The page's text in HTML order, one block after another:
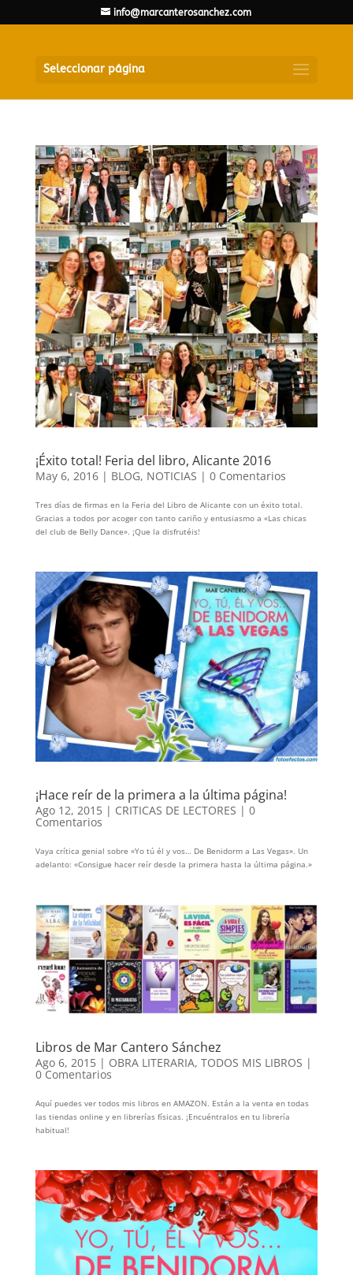
info@marcanterosanchez.com
Seleccionar página
¡Éxito total! Feria del libro, Alicante 2016
May 6, 2016| BLOG, NOTICIAS | 0 Comentarios
Tres días de firmas en la Feria del Libro de Alicante con un éxito total.
Gracias a todos por acoger con tanto cariño y entusiasmo a «Las chicas
del club de Belly Dance». ¡Que la disfrutéis!
¡Hace reír de la primera a la última página!
Ago 12, 2015| CRITICAS DE LECTORES | 0
Comentarios
Vaya crítica genial sobre «Yo tú él y vos… De Benidorm a Las Vegas». Un
adelanto: «Consigue hacer reír desde la primera hasta la última página.»
Libros de Mar Cantero Sánchez
Ago 6, 2015| OBRA LITERARIA, TODOS MIS LIBROS |
0 Comentarios
Aquí puedes ver todos mis libros en AMAZON. Están a la venta en todas
las tiendas online y en librerías físicas. ¡Encuéntralos en tu librería
habitual!